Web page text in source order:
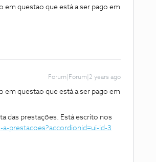
em questao que está a ser pago em
Forum|Forum|2 years ago
em questao que está a ser pago em
das prestações. Está escrito nos
prestacoes?accordionid=ui-id-3